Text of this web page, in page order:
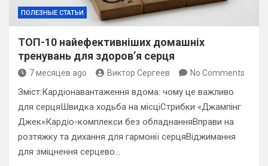
ПОЛЕЗНЫЕ СТАТЬИ
ТОП-10 найефективніших домашніх
тренувань для здоров’я серця
7 месяцев ago Виктор Сергеев No Comments
Зміст:Кардіонавантаження вдома: чому це важливо
для серцяШвидка ходьба на місціСтрибки «Джампінг
Джек»Кардіо-комплекси без обладнанняВправи на
розтяжку та дихання для гармонії серцяВіджимання
для зміцнення серцево…